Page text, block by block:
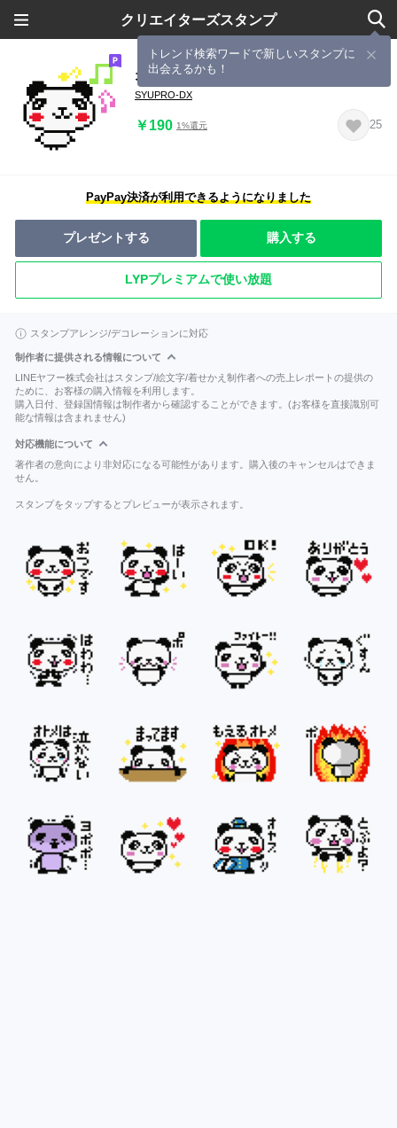
クリエイターズスタンプ
トレンド検索ワードで新しいスタンプに
出会えるかも！
オトメパンダ
SYUPRO-DX
￥190 1%還元 25
PayPay決済が利用できるようになりました
プレゼントする 購入する
LYPプレミアムで使い放題
スタンプアレンジ/デコレーションに対応
制作者に提供される情報について
LINEヤフー株式会社はスタンプ/絵文字/着せかえ制作者への売上レポートの提供の
ために、お客様の購入情報を利用します。
購入日付、登録国情報は制作者から確認することができます。(お客様を直接識別可
能な情報は含まれません)
対応機能について
著作者の意向により非対応になる可能性があります。購入後のキャンセルはできま
せん。
スタンプをタップするとプレビューが表示されます。